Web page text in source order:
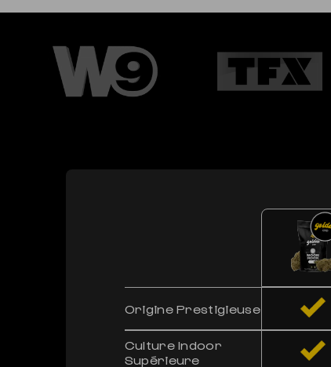
Origine Prestigieuse
Culture Indoor
Supérieure